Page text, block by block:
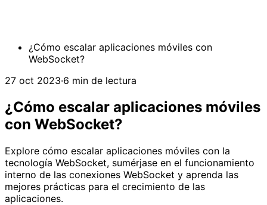
¿Cómo escalar aplicaciones móviles con
WebSocket?
27 oct 2023·6 min de lectura
¿Cómo escalar aplicaciones móviles
con WebSocket?
Explore cómo escalar aplicaciones móviles con la
tecnología WebSocket, sumérjase en el funcionamiento
interno de las conexiones WebSocket y aprenda las
mejores prácticas para el crecimiento de las
aplicaciones.